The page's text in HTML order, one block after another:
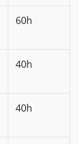
60h
40h
40h